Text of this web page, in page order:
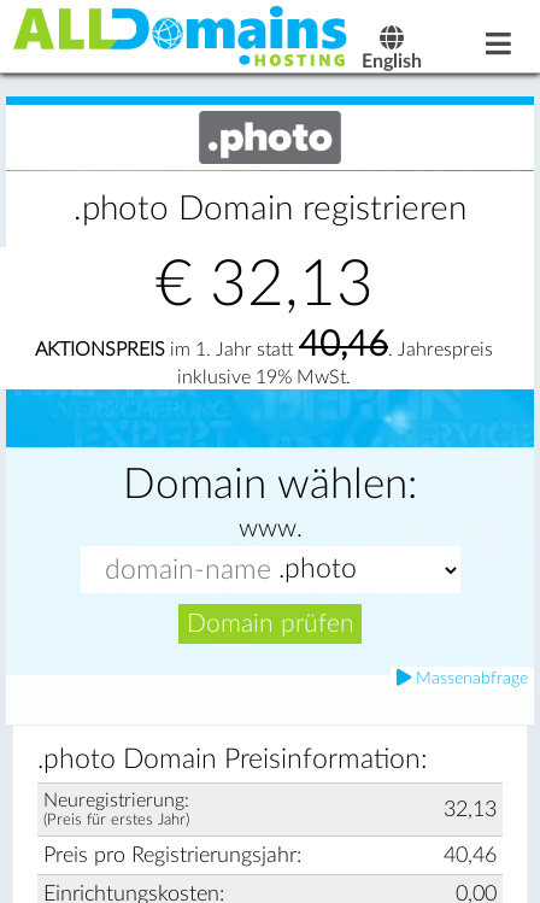
English
.photo Domain registrieren
€ 32,13
AKTIONSPREIS im 1. Jahr statt 40,46. Jahrespreis
inklusive 19% MwSt.
Domain wählen:
www.
Domain prüfen
Massenabfrage
.photo Domain Preisinformation:
Neuregistrierung:
(Preis für erstes Jahr) 32,13
Preis pro Registrierungsjahr:
40,46
Einrichtungskosten:
0,00